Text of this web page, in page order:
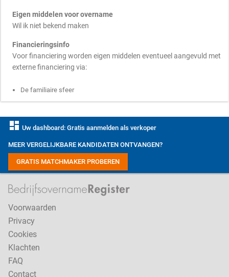
Eigen middelen voor overname
Wil ik niet bekend maken
Financieringsinfo
Voor financiering worden eigen middelen eventueel aangevuld met
externe financiering via:
De familiaire sfeer
dashboard Uw dashboard: Gratis aanmelden als verkoper
MEER VERGELIJKBARE KANDIDATEN ONTVANGEN?
GRATIS MATCHMAKER PROBEREN
Voorwaarden
Privacy
Cookies
Klachten
FAQ
Contact